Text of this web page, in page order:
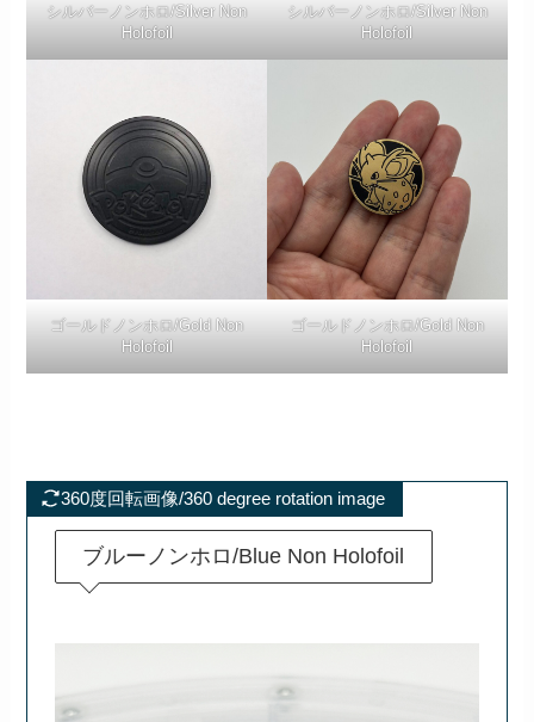
シルバーノンホロ/Silver Non
Holofoil
シルバーノンホロ/Silver Non
Holofoil
ゴールドノンホロ/Gold Non
Holofoil
ゴールドノンホロ/Gold Non
Holofoil
360度回転画像/360 degree rotation image
ブルーノンホロ/Blue Non Holofoil